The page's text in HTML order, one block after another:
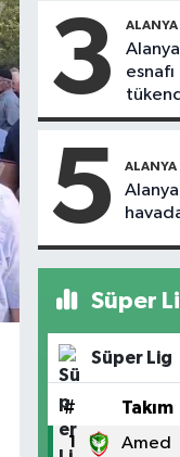
3 ALANYA
Alanya
esnafı
ayda
5 ALANYA
Süper
Süper Lig
# Takım
1 Amed